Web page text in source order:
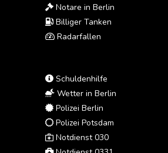
Notare in Berlin
Billiger Tanken
Radarfallen
Schuldenhilfe
Wetter in Berlin
Polizei Berlin
Polizei Potsdam
Notdienst 030